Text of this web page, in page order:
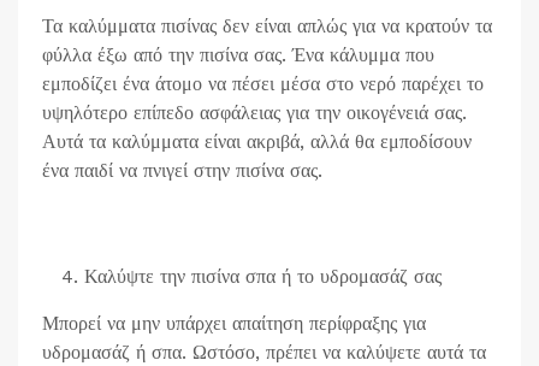
Τα καλύμματα πισίνας δεν είναι απλώς για να κρατούν τα
φύλλα έξω από την πισίνα σας. Ένα κάλυμμα που
εμποδίζει ένα άτομο να πέσει μέσα στο νερό παρέχει το
υψηλότερο επίπεδο ασφάλειας για την οικογένειά σας.
Αυτά τα καλύμματα είναι ακριβά, αλλά θα εμποδίσουν
ένα παιδί να πνιγεί στην πισίνα σας.
Καλύψτε την πισίνα σπα ή το υδρομασάζ σας
Μπορεί να μην υπάρχει απαίτηση περίφραξης για
υδρομασάζ ή σπα. Ωστόσο, πρέπει να καλύψετε αυτά τα